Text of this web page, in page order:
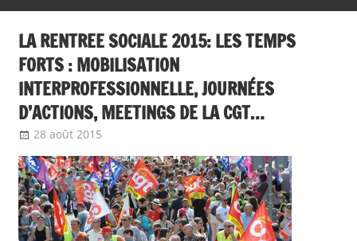
probation
CGT
insertion
probation
LA RENTREE SOCIALE 2015: LES TEMPS
FORTS : MOBILISATION
INTERPROFESSIONNELLE, JOURNÉES
D’ACTIONS, MEETINGS DE LA CGT…
28 août 2015